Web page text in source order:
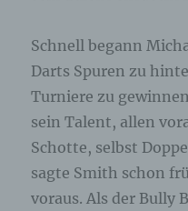
Schnell begann
Darts Spuren zu
Turniere zu
sein Talent, allen
Schotte, selbst
sagte Smith schon
voraus. Als der Bully